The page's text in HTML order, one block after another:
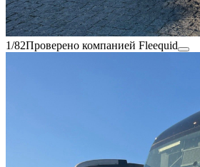
1/82Проверено компанией Fleequid